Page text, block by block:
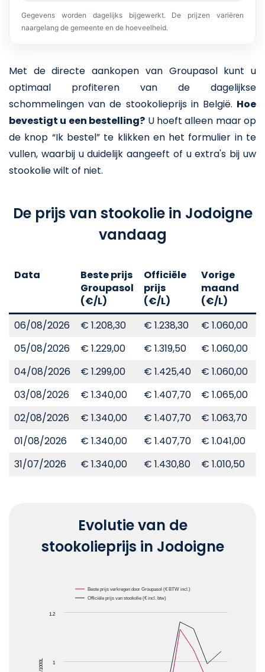
Gegevens worden dagelijks bijgewerkt. De prijzen variëren
naargelang de gemeente en de hoeveelheid.
Met de directe aankopen van Groupasol kunt u
optimaal profiteren van de dagelijkse
schommelingen van de stookolieprijs in België. Hoe
bevestigt u een bestelling? U hoeft alleen maar op
de knop “Ik bestel” te klikken en het formulier in te
vullen, waarbij u duidelijk aangeeft of u extra's bij uw
stookolie wilt of niet.
De prijs van stookolie in Jodoigne
vandaag
Data
Beste prijs
Groupasol
(€/L)
Officiële
prijs
(€/L)
Vorige
maand
(€/L)
06/08/2026
€ 1.208,30 € 1.238,30 € 1.060,00
05/08/2026
€ 1.229,00 € 1.319,50 € 1.060,00
04/08/2026
€ 1.299,00 € 1.425,40 € 1.060,00
03/08/2026
€ 1.340,00 € 1.407,70 € 1.065,00
02/08/2026
€ 1.340,00 € 1.407,70 € 1.063,70
01/08/2026
€ 1.340,00 € 1.407,70 € 1.041,00
31/07/2026
€ 1.340,00 € 1.430,80 € 1.010,50
Evolutie van de
stookolieprijs in Jodoigne
Line chart with 2 lines.
The chart has 1 X axis displaying Maanden.
The chart has 1 Y axis displaying Prijzen van
Beste prijs verkregen door Groupasol (€ BTW incl.)
Officiële prijs van stookolie (€ incl. btw)
1
1.2